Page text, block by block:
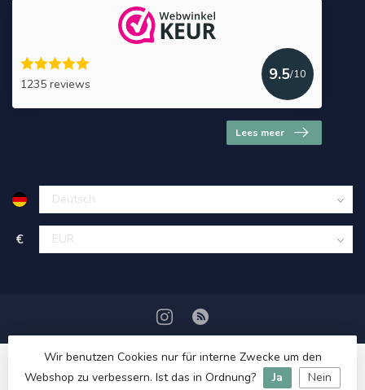
1235 reviews
9.5/10
Lees meer
€
Wir benutzen Cookies nur für interne Zwecke um den
Webshop zu verbessern. Ist das in Ordnung?
Ja Nein